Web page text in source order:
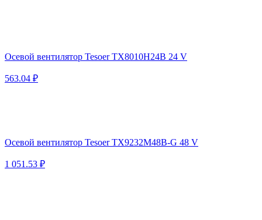
Осевой вентилятор Tesoer TX8010H24B 24 V
563.04 ₽
Осевой вентилятор Tesoer TX9232M48B-G 48 V
1 051.53 ₽